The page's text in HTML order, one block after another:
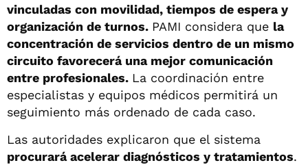
vinculadas con movilidad, tiempos de espera y
organización de turnos. PAMI considera que la
concentración de servicios dentro de un mismo
circuito favorecerá una mejor comunicación
entre profesionales. La coordinación entre
especialistas y equipos médicos permitirá un
seguimiento más ordenado de cada caso.
Las autoridades explicaron que el sistema
procurará acelerar diagnósticos y tratamientos.